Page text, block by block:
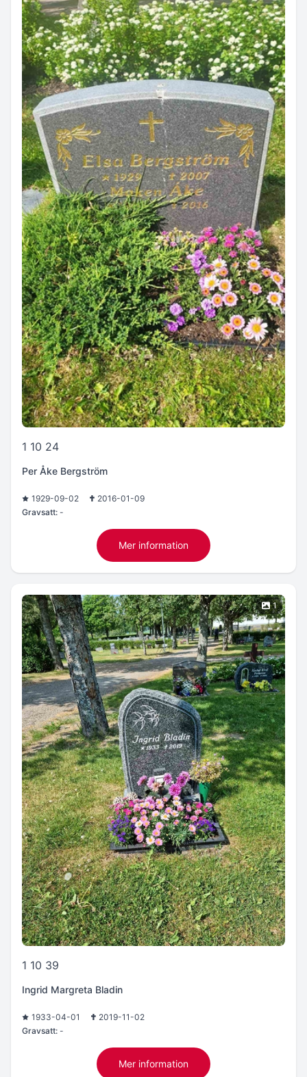
1 10 24
Per Åke Bergström
1929-09-02
2016-01-09
Gravsatt: -
Mer information
1
1 10 39
Ingrid Margreta Bladin
1933-04-01
2019-11-02
Gravsatt: -
Mer information